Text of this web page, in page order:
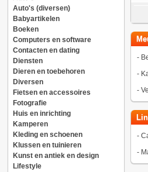
Auto's (diversen)
Babyartikelen
Boeken
Computers en software
Contacten en dating
Diensten
Dieren en toebehoren
Diversen
Fietsen en accessoires
Fotografie
Huis en inrichting
Kamperen
Kleding en schoenen
Klussen en tuinieren
Kunst en antiek en design
Lifestyle
-
-
-
-
-